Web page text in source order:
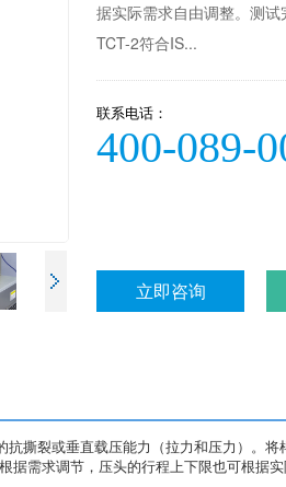
据实际需求自由调整。测试
TCT-2符合IS...
联系电话：
400-089-
立即咨询
撕裂或垂直载压能力（拉力和压力）。
需求调节，压头的行程上下限也可根